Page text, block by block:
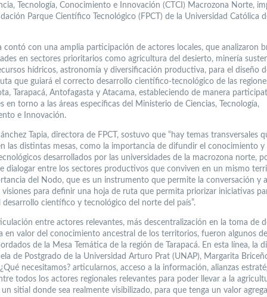
Tecnología, Conocimiento e Innovación (CTCI) Macrozona Norte,
Parque Científico Tecnológico (FPCT) de la Universidad Católica
contó con una amplia participación de actores locales, que analizaron
en sectores prioritarios como agricultura del desierto, minería
hídricos, astronomía y diversificación productiva, para el diseño
que guiará el correcto desarrollo científico-tecnológico de las
Tarapacá, Antofagasta y Atacama, estableciendo de manera
en torno a las áreas específicas del Ministerio de Ciencias, Tecnología,
e Innovación.
Tapia, directora de FPCT, sostuvo que “hay temas transversales
las distintas mesas, como la importancia de difundir el conocimiento y
desarrollados por las universidades de la macrozona norte,
dialogar entre los sectores productivos que conviven en un mismo
del Nodo, que es un instrumento que permite la conversación y
visiones para definir una hoja de ruta que permita priorizar iniciativas
desarrollo científico y tecnológico del norte del país”.
entre actores relevantes, más descentralización en la toma de
en valor del conocimiento ancestral de los territorios, fueron algunos
de la Mesa Temática de la región de Tarapacá. En esta línea, la
de Postgrado de la Universidad Arturo Prat (UNAP), Margarita
necesitamos? articularnos, acceso a la información, alianzas
todos los actores regionales relevantes para poder llevar a la
sitial donde sea realmente visibilizado, para que tenga un valor